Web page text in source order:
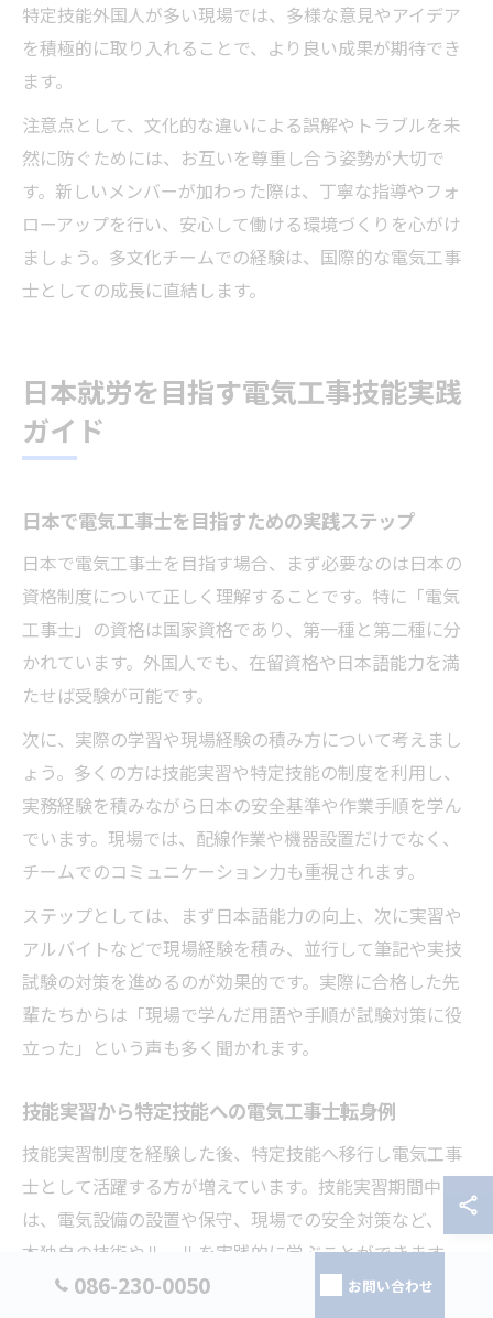
特定技能外国人が多い現場では、多様な意見やアイデア
を積極的に取り入れることで、より良い成果が期待でき
ます。
注意点として、文化的な違いによる誤解やトラブルを未
然に防ぐためには、お互いを尊重し合う姿勢が大切で
す。新しいメンバーが加わった際は、丁寧な指導やフォ
ローアップを行い、安心して働ける環境づくりを心がけ
ましょう。多文化チームでの経験は、国際的な電気工事
士としての成長に直結します。
日本就労を目指す電気工事技能実践
ガイド
日本で電気工事士を目指すための実践ステップ
日本で電気工事士を目指す場合、まず必要なのは日本の
資格制度について正しく理解することです。特に「電気
工事士」の資格は国家資格であり、第一種と第二種に分
かれています。外国人でも、在留資格や日本語能力を満
たせば受験が可能です。
次に、実際の学習や現場経験の積み方について考えまし
ょう。多くの方は技能実習や特定技能の制度を利用し、
実務経験を積みながら日本の安全基準や作業手順を学ん
でいます。現場では、配線作業や機器設置だけでなく、
チームでのコミュニケーション力も重視されます。
ステップとしては、まず日本語能力の向上、次に実習や
アルバイトなどで現場経験を積み、並行して筆記や実技
試験の対策を進めるのが効果的です。実際に合格した先
輩たちからは「現場で学んだ用語や手順が試験対策に役
立った」という声も多く聞かれます。
技能実習から特定技能への電気工事士転身例
技能実習制度を経験した後、特定技能へ移行し電気工事
士として活躍する方が増えています。技能実習期間中に
は、電気設備の設置や保守、現場での安全対策など、日
本独自の技術やルールを実践的に学ぶことができます。
特定技能に移行する際には、実習で培った知識・技術を
086-230-0050 お問い合わせ